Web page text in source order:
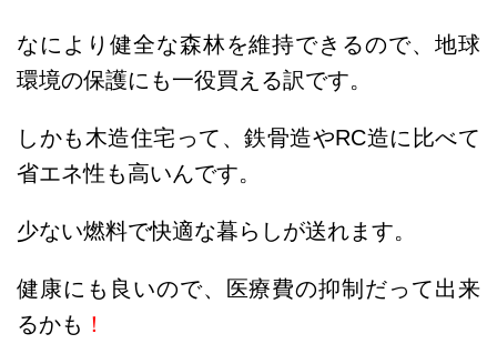
なにより健全な森林を維持できるので、地球
環境の保護にも一役買える訳です。
しかも木造住宅って、鉄骨造やRC造に比べて
省エネ性も高いんです。
少ない燃料で快適な暮らしが送れます。
健康にも良いので、医療費の抑制だって出来
るかも ！